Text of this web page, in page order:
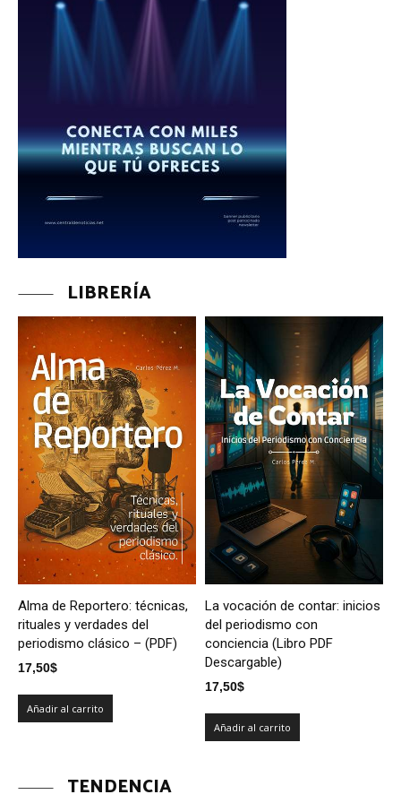
LIBRERÍA
Alma de Reportero: técnicas,
rituales y verdades del
periodismo clásico – (PDF)
17,50$
Añadir al carrito
La vocación de contar: inicios
del periodismo con
conciencia (Libro PDF
Descargable)
17,50$
Añadir al carrito
TENDENCIA